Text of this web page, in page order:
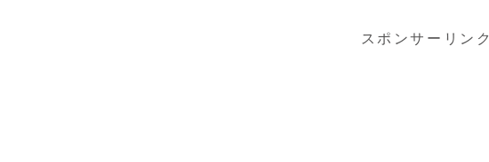
スポンサーリンク